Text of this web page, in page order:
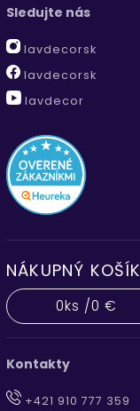
Sledujte nás
lavdecorsk
lavdecorsk
lavdecor
NÁKUPNÝ KOŠÍK
0ks /0 €
Kontakty
+421 910 777 359